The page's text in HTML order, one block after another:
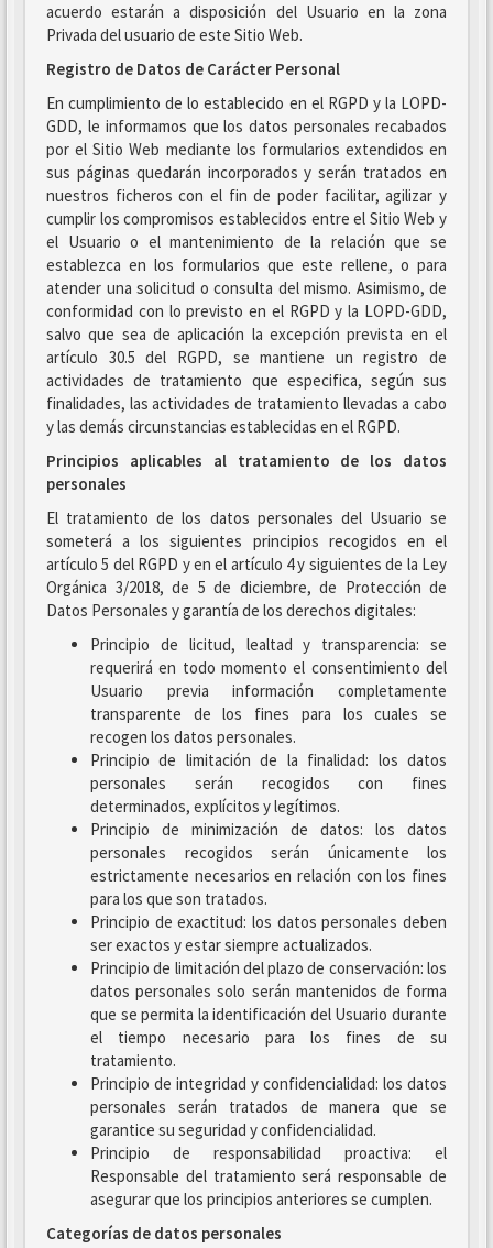
acuerdo estarán a disposición del Usuario en la zona
Privada del usuario de este Sitio Web.
Registro de Datos de Carácter Personal
En cumplimiento de lo establecido en el RGPD y la LOPD-
GDD, le informamos que los datos personales recabados
por el Sitio Web mediante los formularios extendidos en
sus páginas quedarán incorporados y serán tratados en
nuestros ficheros con el fin de poder facilitar, agilizar y
cumplir los compromisos establecidos entre el Sitio Web y
el Usuario o el mantenimiento de la relación que se
establezca en los formularios que este rellene, o para
atender una solicitud o consulta del mismo. Asimismo, de
conformidad con lo previsto en el RGPD y la LOPD-GDD,
salvo que sea de aplicación la excepción prevista en el
artículo 30.5 del RGPD, se mantiene un registro de
actividades de tratamiento que especifica, según sus
finalidades, las actividades de tratamiento llevadas a cabo
y las demás circunstancias establecidas en el RGPD.
Principios aplicables al tratamiento de los datos
personales
El tratamiento de los datos personales del Usuario se
someterá a los siguientes principios recogidos en el
artículo 5 del RGPD y en el artículo 4 y siguientes de la Ley
Orgánica 3/2018, de 5 de diciembre, de Protección de
Datos Personales y garantía de los derechos digitales:
Principio de licitud, lealtad y transparencia: se
requerirá en todo momento el consentimiento del
Usuario previa información completamente
transparente de los fines para los cuales se
recogen los datos personales.
Principio de limitación de la finalidad: los datos
personales serán recogidos con fines
determinados, explícitos y legítimos.
Principio de minimización de datos: los datos
personales recogidos serán únicamente los
estrictamente necesarios en relación con los fines
para los que son tratados.
Principio de exactitud: los datos personales deben
ser exactos y estar siempre actualizados.
Principio de limitación del plazo de conservación: los
datos personales solo serán mantenidos de forma
que se permita la identificación del Usuario durante
el tiempo necesario para los fines de su
tratamiento.
Principio de integridad y confidencialidad: los datos
personales serán tratados de manera que se
garantice su seguridad y confidencialidad.
Principio de responsabilidad proactiva: el
Responsable del tratamiento será responsable de
asegurar que los principios anteriores se cumplen.
Categorías de datos personales